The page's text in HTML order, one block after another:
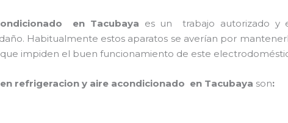
en Tacubaya es un
trabajo autorizado y
Habitualmente estos aparatos se averían por
impiden el buen funcionamiento de este
refrigeracion y aire acondicionado en Tacubaya son: